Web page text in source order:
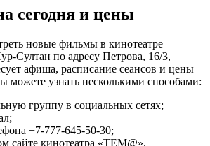
сегодня и цены
новые фильмы в кинотеатре
Султан по адресу Петрова, 16/3,
афиша, расписание сеансов и цены
можете узнать несколькими способами:
группу в социальных сетях;
+7-777-645-50-30;
сайте кинотеатра «TEM@».